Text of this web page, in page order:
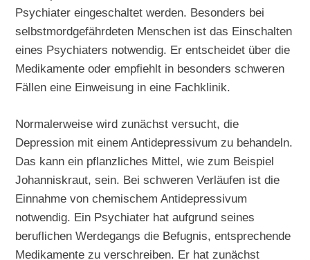
Psychiater eingeschaltet werden. Besonders bei
selbstmordgefährdeten Menschen ist das Einschalten
eines Psychiaters notwendig. Er entscheidet über die
Medikamente oder empfiehlt in besonders schweren
Fällen eine Einweisung in eine Fachklinik.
Normalerweise wird zunächst versucht, die
Depression mit einem Antidepressivum zu behandeln.
Das kann ein pflanzliches Mittel, wie zum Beispiel
Johanniskraut, sein. Bei schweren Verläufen ist die
Einnahme von chemischem Antidepressivum
notwendig. Ein Psychiater hat aufgrund seines
beruflichen Werdegangs die Befugnis, entsprechende
Medikamente zu verschreiben. Er hat zunächst